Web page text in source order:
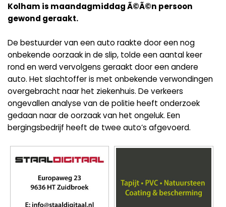
Kolham is maandagmiddag Ã©Ã©n persoon
gewond geraakt.
De bestuurder van een auto raakte door een nog
onbekende oorzaak in de slip, tolde een aantal keer
rond en werd vervolgens geraakt door een andere
auto. Het slachtoffer is met onbekende verwondingen
overgebracht naar het ziekenhuis. De verkeers
ongevallen analyse van de politie heeft onderzoek
gedaan naar de oorzaak van het ongeluk. Een
bergingsbedrijf heeft de twee auto’s afgevoerd.